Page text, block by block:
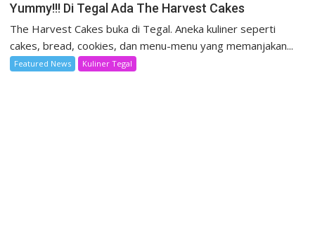
Yummy!!! Di Tegal Ada The Harvest Cakes
The Harvest Cakes buka di Tegal. Aneka kuliner seperti
cakes, bread, cookies, dan menu-menu yang memanjakan...
Featured News Kuliner Tegal